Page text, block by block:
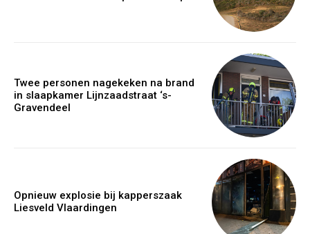
Twee personen nagekeken na brand
in slaapkamer Lijnzaadstraat ‘s-
Gravendeel
Opnieuw explosie bij kapperszaak
Liesveld Vlaardingen